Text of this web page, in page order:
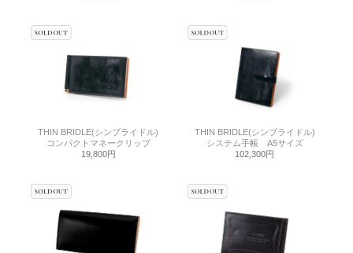
THIN BRIDLE(シンブライドル)
コンパクトマネークリップ
19,800円
THIN BRIDLE(シンブライドル)
システム手帳 A5サイズ
102,300円